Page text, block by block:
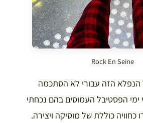
Rock En Seine
הזה עבורי לא הסתכמה
ימי הפסטיבל העמוסים בהם נכחתי
כחוויה כוללת של מוסיקה ויצירה.